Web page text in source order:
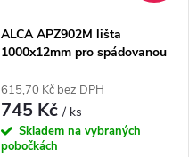
ALCA APZ902M lišta
1000x12mm pro spádovanou
615,70 Kč bez DPH
745 Kč/ ks
Skladem na vybraných
pobočkách